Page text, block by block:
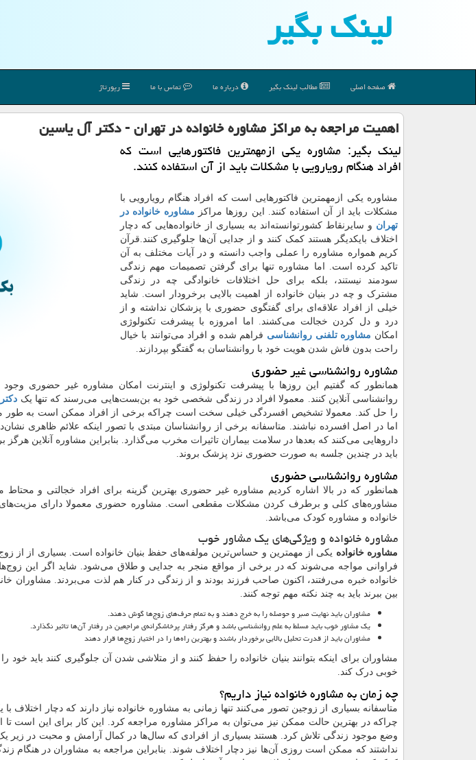
لینك بگیر
صفحه اصلی مطالب لینك بگیر درباره ما تماس با ما رپورتاژ
اهمیت مراجعه به مراكز مشاوره خانواده در تهران - دكتر آل یاسین
لینك بگیر: مشاوره یكی ازمهمترین فاكتورهایی است كه
افراد هنگام رویارویی با مشكلات باید از آن استفاده كنند.
مشاوره یکی ازمهمترین فاکتورهایی است که افراد هنگام رویارویی با
مشکلات باید از آن استفاده کنند. این روزها مراکز مشاوره خانواده در
تهران و سایرنقاط کشورتوانسته‌اند به بسیاری از خانواده‌هایی که دچار
اختلاف بایکدیگر هستند کمک کنند و از جدایی آ‌ن‌‌ها جلوگیری کنند.قرآن
کریم همواره مشاوره را عملی واجب دانسته و در آیات مختلف به آن
تاکید کرده است. اما مشاوره تنها برای گرفتن تصمیمات مهم زندگی
سودمند نیستند، بلکه برای حل اختلافات خانوادگی چه در زندگی
مشترک و چه در بنیان خانواده از اهمیت بالایی برخرودار است. شاید
خیلی از افراد علاقه‌ای برای گفتگوی حضوری با پزشکان نداشته و از
درد و دل کردن خجالت می‌کشند. اما امروزه با پیشرفت تکنولوژی
امکان مشاوره تلفنی روانشناسی فراهم شده و افراد می‌توانند با خیال
راحت بدون فاش شدن هویت خود با روانشناسان به گفتگو بپردازند.
مشاوره روانشناسی غیر حضوری
همانطور که گفتیم این روزها با پیشرفت تکنولوژی و اینترنت امکان مشاوره غیر حضوری وجود
روانشناسی آنلاین کنند. معمولا افراد در زندگی شخصی خود به بن‌بست‌هایی می‌رسند که تنها یک
را حل کند. معمولا تشخیص افسردگی خیلی سخت است چراکه برخی از افراد ممکن است به طور
اما در اصل افسرده نباشند. متاسفانه برخی از روانشناسان مبتدی با تصور اینکه علائم ظاهری
داروهایی می‌کنند که بعدها در سلامت بیماران تاثیرات مخرب می‌گذارد. بنابراین مشاوره آنلاین
باید در چندین جلسه به صورت حضوری نزد پزشک بروند.
مشاوره روانشناسی حضوری
همانطور که در بالا اشاره کردیم مشاوره غیر حضوری بهترین گزینه برای افراد خجالتی و محتاط
مشاوره‌های کلی و برطرف کردن مشکلات مقطعی است. مشاوره حضوری معمولا دارای
خانواده و مشاوره کودک می‌باشد.
مشاوره خانواده و ویژگی‌های یک مشاور خوب
مشاوره خانواده یکی از مهمترین و حساس‌ترین مولفه‌های حفظ بنیان خانواده است. بسیاری از از
فراوانی مواجه می‌شوند که در برخی از مواقع منجر به جدایی و طلاق می‌شود. شاید اگر این
خانواده خبره می‌رفتند، اکنون صاحب فرزند بودند و از زندگی در کنار هم لذت می‌بردند. مشاوران
بین ببرند باید به چند نکته مهم توجه کنند.
مشاوران باید نهایت صبر و حوصله را به خرج دهند و به تمام حرف‌های زوج‌ها گوش دهند.
یک مشاور خوب باید مسلط به علم روانشناسی باشد و هرگز رفتار پرخاشگرانه‌ی مراجعین در رفتار آن‌ها تاثیر نگذارد.
مشاوران باید از قدرت تحلیل بالایی برخوردار باشند و بهترین راه‌ها را در اختیار زوج‌ها قرار دهند
مشاوران برای اینکه بتوانند بنیان خانواده را حفظ کنند و از متلاشی شدن آن جلوگیری کنند باید
خوبی درک کند.
چه زمان به مشاوره خانواده نیاز داریم؟
متاسفانه بسیاری از زوجین تصور می‌کنند تنها زمانی به مشاوره خانواده نیاز دارند که دچار اختلاف
چراکه در بهترین حالت ممکن نیز می‌توان به مراکز مشاوره مراجعه کرد. این کار برای این است تا
وضع موجود زندگی تلاش کرد. هستند بسیاری از افرادی که سال‌ها در کمال آرامش و محبت در زیر
نداشتند که ممکن است روزی آن‌ها نیز دچار اختلاف شوند. بنابراین مراجعه به مشاوران در هنگام